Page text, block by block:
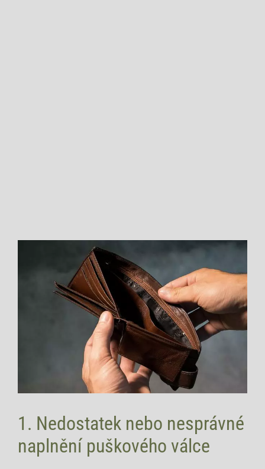
1. Nedostatek nebo nesprávné
naplnění puškového válce